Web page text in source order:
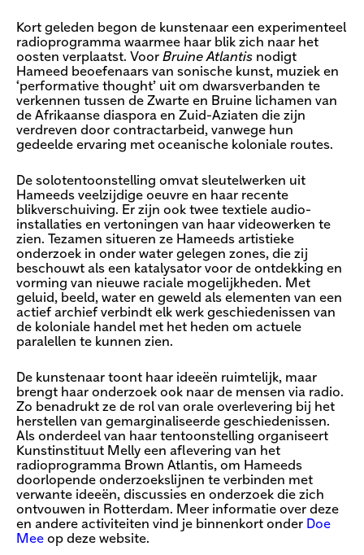
Kort geleden begon de kunstenaar een experimenteel
radioprogramma waarmee haar blik zich naar het
oosten verplaatst. Voor Bruine Atlantis nodigt
Hameed beoefenaars van sonische kunst, muziek en
‘performative thought’ uit om dwarsverbanden te
verkennen tussen de Zwarte en Bruine lichamen van
de Afrikaanse diaspora en Zuid-Aziaten die zijn
verdreven door contractarbeid, vanwege hun
gedeelde ervaring met oceanische koloniale routes.
De solotentoonstelling omvat sleutelwerken uit
Hameeds veelzijdige oeuvre en haar recente
blikverschuiving. Er zijn ook twee textiele audio-
installaties en vertoningen van haar videowerken te
zien. Tezamen situeren ze Hameeds artistieke
onderzoek in onder water gelegen zones, die zij
beschouwt als een katalysator voor de ontdekking en
vorming van nieuwe raciale mogelijkheden. Met
geluid, beeld, water en geweld als elementen van een
actief archief verbindt elk werk geschiedenissen van
de koloniale handel met het heden om actuele
paralellen te kunnen zien.
De kunstenaar toont haar ideeën ruimtelijk, maar
brengt haar onderzoek ook naar de mensen via radio.
Zo benadrukt ze de rol van orale overlevering bij het
herstellen van gemarginaliseerde geschiedenissen.
Als onderdeel van haar tentoonstelling organiseert
Kunstinstituut Melly een aflevering van het
radioprogramma Brown Atlantis, om Hameeds
doorlopende onderzoekslijnen te verbinden met
verwante ideeën, discussies en onderzoek die zich
ontvouwen in Rotterdam. Meer informatie over deze
en andere activiteiten vind je binnenkort onder Doe
Mee op deze website.